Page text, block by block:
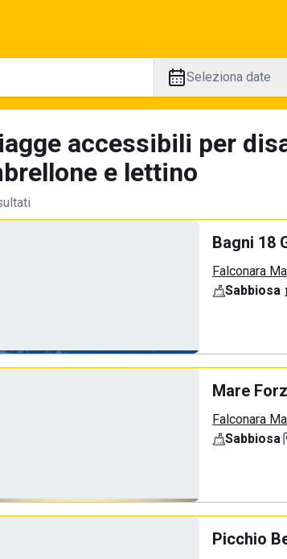
Seleziona date
accessibili per
e lettino
Bagni 18
Falconara
Sabbiosa·
Mare
Falconara
Sabbiosa·
Picchio